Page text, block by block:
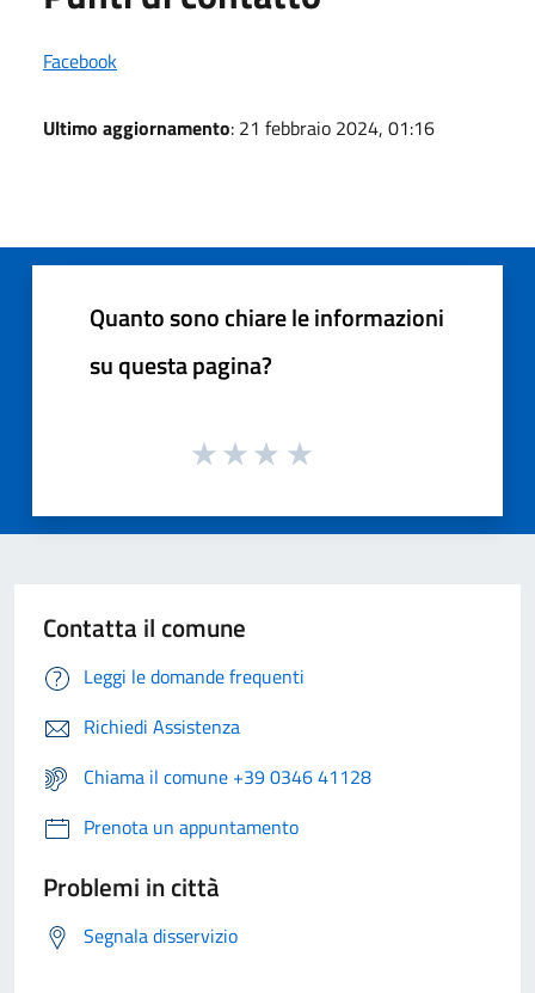
Facebook
Ultimo aggiornamento: 21 febbraio 2024, 01:16
Quanto sono chiare le informazioni
su questa pagina?
Contatta il comune
Leggi le domande frequenti
Richiedi Assistenza
Chiama il comune +39 0346 41128
Prenota un appuntamento
Problemi in città
Segnala disservizio